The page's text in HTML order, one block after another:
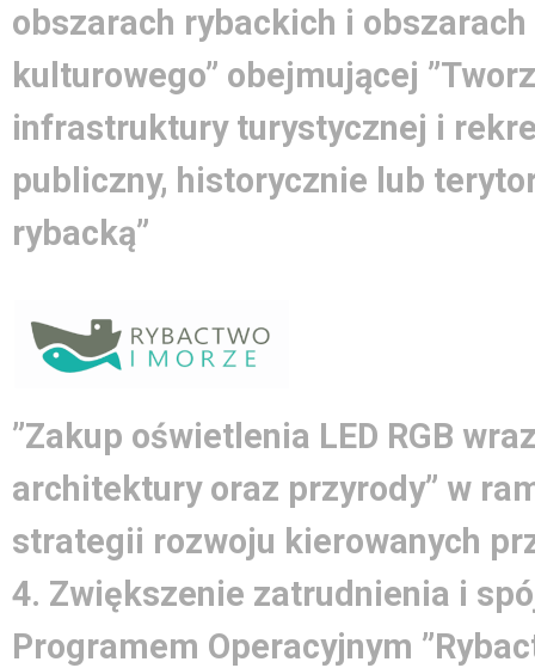
obszarach rybackich i
kulturowego” obejmującej
infrastruktury turystycznej i
publiczny, historycznie lub
rybacką”
”Zakup oświetlenia LED RGB
architektury oraz przyrody” w
strategii rozwoju kierowanych
4. Zwiększenie zatrudnienia i
Programem Operacyjnym